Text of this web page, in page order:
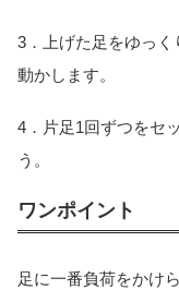
3．上げた足をゆっ
動かします。
4．片足1回ずつをセ
う。
ワンポイント
足に一番負荷をかけ